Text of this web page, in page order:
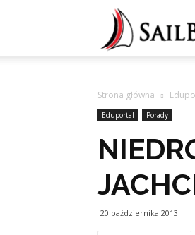
Strona główna
Eduportal Porady
20 października 2013